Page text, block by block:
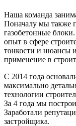
Наша команда
Поначалу мы также
газобетонные
опыт в сфере
тонкости и нюансы
применение в
С 2014 года
максимально
технологии
За 4 года мы
Заработали
застройщика.